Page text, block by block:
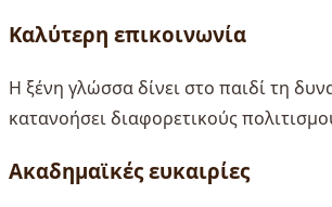
Καλύτερη επικοινωνία
Η ξένη γλώσσα δίνει στο παιδί τη
κατανοήσει διαφορετικούς
Ακαδημαϊκές ευκαιρίες